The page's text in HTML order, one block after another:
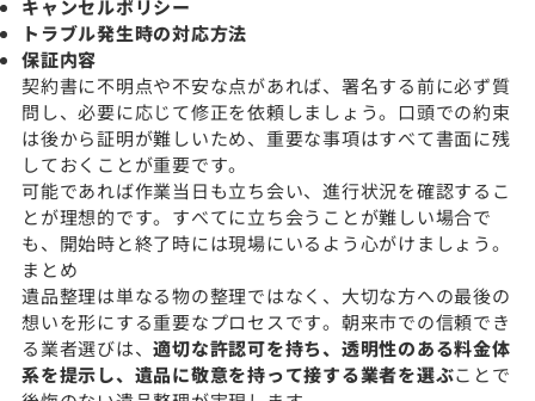
キャンセルポリシー
トラブル発生時の対応方法
保証内容
契約書に不明点や不安な点があれば、署名する前に必ず質
問し、必要に応じて修正を依頼しましょう。口頭での約束
は後から証明が難しいため、重要な事項はすべて書面に残
しておくことが重要です。
可能であれば作業当日も立ち会い、進行状況を確認するこ
とが理想的です。すべてに立ち会うことが難しい場合で
も、開始時と終了時には現場にいるよう心がけましょう。
まとめ
遺品整理は単なる物の整理ではなく、大切な方への最後の
想いを形にする重要なプロセスです。朝来市での信頼でき
る業者選びは、適切な許認可を持ち、透明性のある料金体
系を提示し、遺品に敬意を持って接する業者を選ぶことで